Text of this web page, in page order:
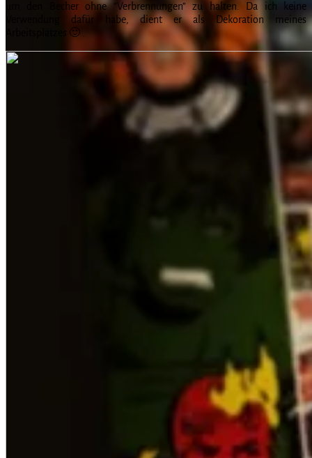
um den Becher ohne “Verbrennungen” zu halten. Da ich keine
Verwendung dafür habe, dient er als Dekoration meines
Arbeitsplatzes 🙂 .